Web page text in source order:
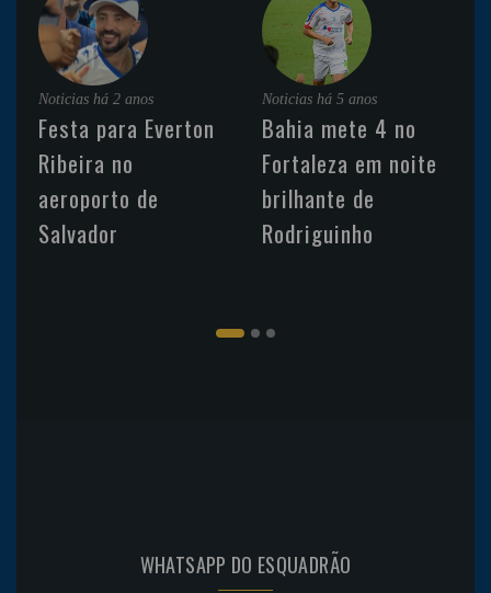
Noticias há 2 anos
Festa para Everton
Ribeira no
aeroporto de
Salvador
Noticias há 5 anos
Bahia mete 4 no
Fortaleza em noite
brilhante de
Rodriguinho
WHATSAPP DO ESQUADRÃO